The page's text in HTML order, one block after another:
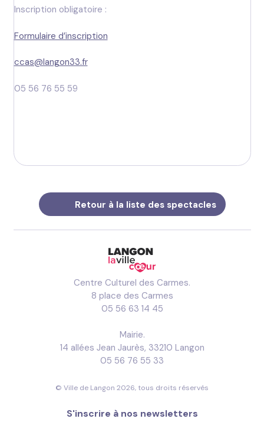
Inscription obligatoire :
Formulaire d’inscription
ccas@langon33.fr
05 56 76 55 59
Retour à la liste des spectacles
Centre Culturel des Carmes.
8 place des Carmes
05 56 63 14 45
Mairie.
14 allées Jean Jaurès, 33210 Langon
05 56 76 55 33
© Ville de Langon 2026, tous droits réservés
S'inscrire à nos newsletters